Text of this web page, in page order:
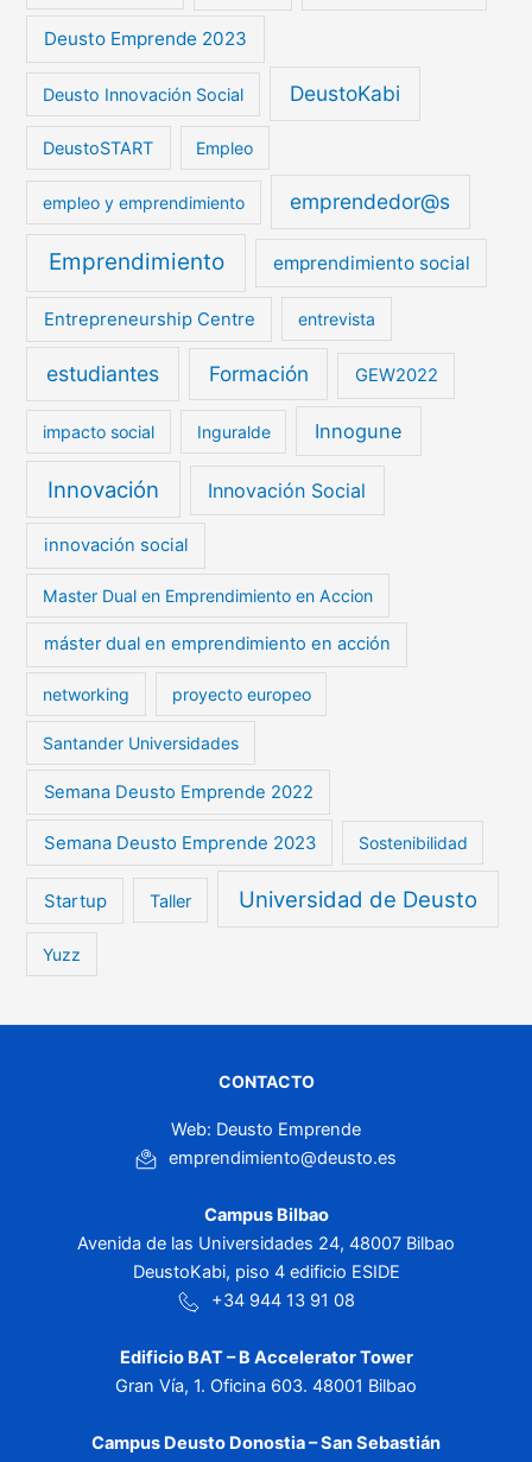
Deusto Emprende 2023
Deusto Innovación Social DeustoKabi
DeustoSTART Empleo
empleo y emprendimiento emprendedor@s
Emprendimiento emprendimiento social
Entrepreneurship Centre entrevista
estudiantes Formación GEW2022
impacto social Inguralde Innogune
Innovación Innovación Social
innovación social
Master Dual en Emprendimiento en Accion
máster dual en emprendimiento en acción
networking proyecto europeo
Santander Universidades
Semana Deusto Emprende 2022
Semana Deusto Emprende 2023 Sostenibilidad
Startup Taller Universidad de Deusto
Yuzz
CONTACTO
Web: Deusto Emprende
emprendimiento@deusto.es
Campus Bilbao
Avenida de las Universidades 24, 48007 Bilbao
DeustoKabi, piso 4 edificio ESIDE
+34 944 13 91 08
Edificio BAT – B Accelerator Tower
Gran Vía, 1. Oficina 603. 48001 Bilbao
Campus Deusto Donostia – San Sebastián